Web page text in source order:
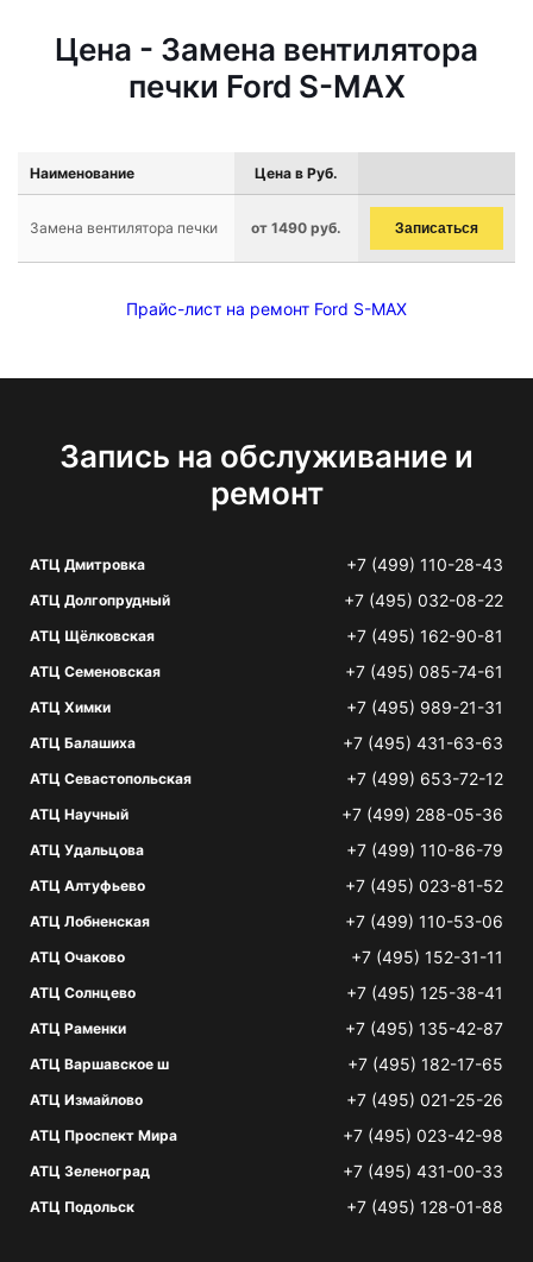
Цена - Замена вентилятора
печки Ford S-MAX
Наименование Цена в Руб.
Замена вентилятора печки от 1490 руб. Записаться
Прайс-лист на ремонт Ford S-MAX
Запись на обслуживание и
ремонт
АТЦ Дмитровка +7 (499) 110-28-43
АТЦ Долгопрудный +7 (495) 032-08-22
АТЦ Щёлковская +7 (495) 162-90-81
АТЦ Семеновская +7 (495) 085-74-61
АТЦ Химки +7 (495) 989-21-31
АТЦ Балашиха +7 (495) 431-63-63
АТЦ Севастопольская +7 (499) 653-72-12
АТЦ Научный +7 (499) 288-05-36
АТЦ Удальцова +7 (499) 110-86-79
АТЦ Алтуфьево +7 (495) 023-81-52
АТЦ Лобненская +7 (499) 110-53-06
АТЦ Очаково +7 (495) 152-31-11
АТЦ Солнцево +7 (495) 125-38-41
АТЦ Раменки +7 (495) 135-42-87
АТЦ Варшавское ш +7 (495) 182-17-65
АТЦ Измайлово +7 (495) 021-25-26
АТЦ Проспект Мира +7 (495) 023-42-98
АТЦ Зеленоград +7 (495) 431-00-33
АТЦ Подольск +7 (495) 128-01-88